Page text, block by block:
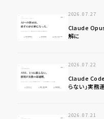
2026.07.27
Claude Opus
解に
2026.07.22
Claude
らない」実務
2026.07.21